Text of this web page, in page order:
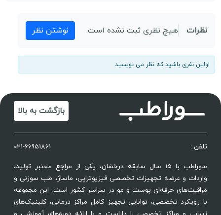
نظرات هیچ نظری ثبت نشده است. نوشتن نظر
اولین نفری باشید که نظر می نویسید
بازگشت به بالا
تلفن : 021-66951861
سوراطب با ۱۵ سال سابقه درخشان، یکی از مراجع معتبر تولید،
واردات و عرضه تجهیزات تخصصی فیزیوتراپی، ماساژ، طب سوزنی و
مراقبت‌های حرفه‌ای پوست و مو در سراسر کشور است. این مجموعه
با رویکرد تخصصی، توانایی تجهیز کامل مراکز درمانی، کلینیک‌های